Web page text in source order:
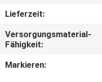
UNS
IN
Lieferzeit:
Versorgungsmaterial-
Fähigkeit:
Markieren: